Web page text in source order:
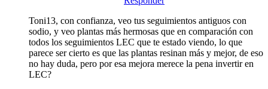
Toni13, con confianza, veo tus seguimientos antiguos con
sodio, y veo plantas más hermosas que en comparación con
todos los seguimientos LEC que te estado viendo, lo que
parece ser cierto es que las plantas resinan más y mejor, de eso
no hay duda, pero por esa mejora merece la pena invertir en
LEC?